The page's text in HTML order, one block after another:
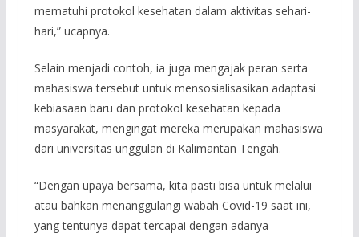
mematuhi protokol kesehatan dalam aktivitas sehari-
hari,” ucapnya.
Selain menjadi contoh, ia juga mengajak peran serta
mahasiswa tersebut untuk mensosialisasikan adaptasi
kebiasaan baru dan protokol kesehatan kepada
masyarakat, mengingat mereka merupakan mahasiswa
dari universitas unggulan di Kalimantan Tengah.
“Dengan upaya bersama, kita pasti bisa untuk melalui
atau bahkan menanggulangi wabah Covid-19 saat ini,
yang tentunya dapat tercapai dengan adanya